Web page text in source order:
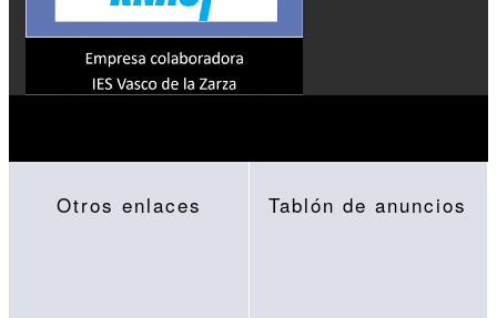
Otros enlaces Tablón de anuncios